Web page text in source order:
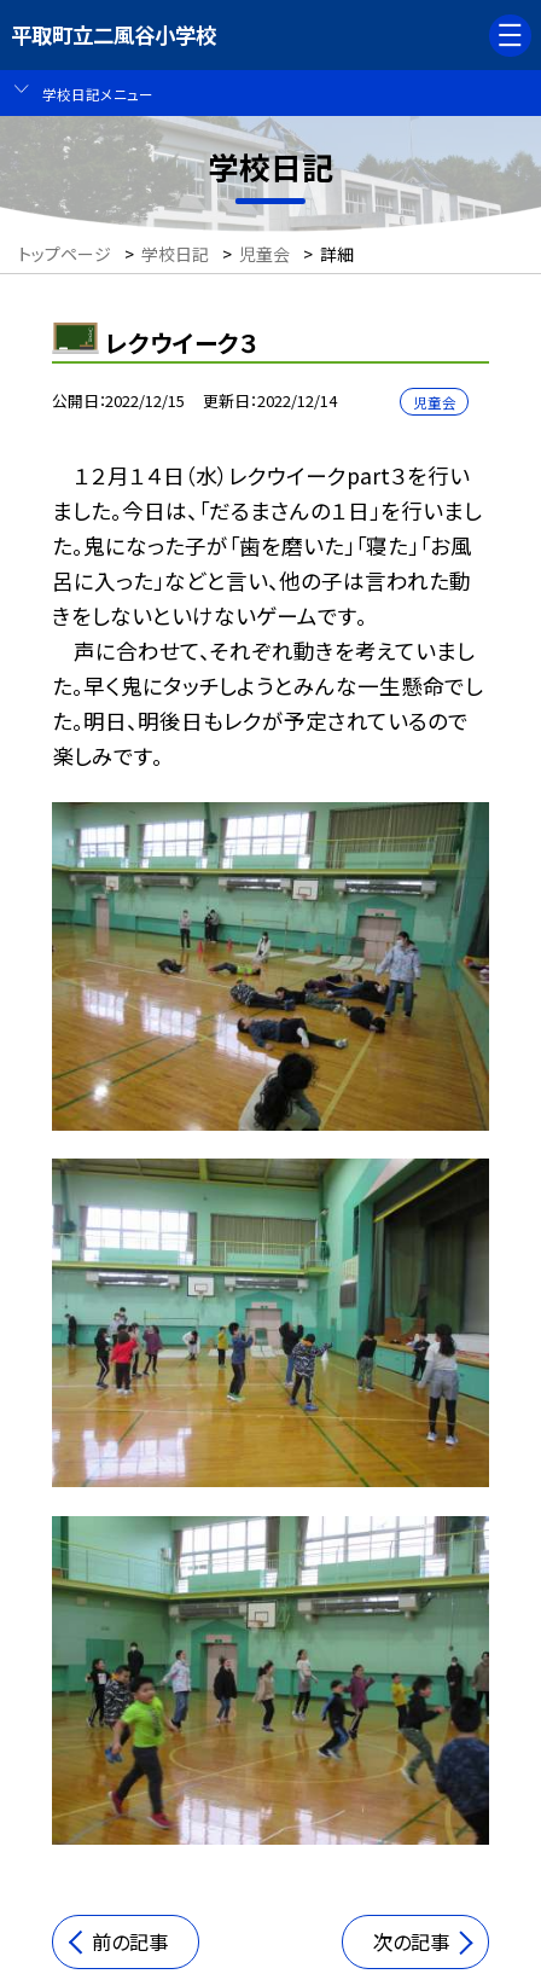
平取町立二風谷小学校
学校日記メニュー
学校日記
トップページ > 学校日記 > 児童会 > 詳細
レクウイーク３
公開日 2022/12/15 更新日 2022/12/14 児童会
１２月１４日（水）レクウイークpart３を行い
ました。今日は、「だるまさんの１日」を行いまし
た。鬼になった子が「歯を磨いた」「寝た」「お風
呂に入った」などと言い、他の子は言われた動
きをしないといけないゲームです。
声に合わせて、それぞれ動きを考えていまし
た。早く鬼にタッチしようとみんな一生懸命でし
た。明日、明後日もレクが予定されているので
楽しみです。
前の記事 次の記事